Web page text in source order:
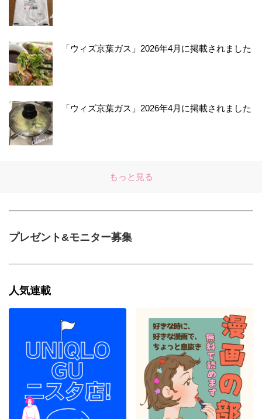
「ウィズ京葉ガス」2026年4月に掲載されました
「ウィズ京葉ガス」2026年4月に掲載されました
もっと見る
プレゼント&モニター募集
人気連載